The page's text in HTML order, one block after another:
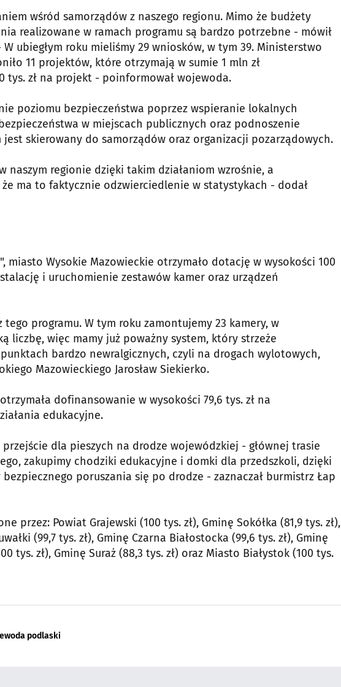
wśród samorządów z naszego regionu. Mimo że budżety
realizowane w ramach programu są bardzo potrzebne - mówił
ubiegłym roku mieliśmy 29 wniosków, w tym 39. Ministerstwo
11 projektów, które otrzymają w sumie 1 mln zł
tys. zł na projekt - poinformował wojewoda.
poziomu bezpieczeństwa poprzez wspieranie lokalnych
w miejscach publicznych oraz podnoszenie
skierowany do samorządów oraz organizacji pozarządowych.
naszym regionie dzięki takim działaniom wzrośnie, a
ma to faktycznie odzwierciedlenie w statystykach - dodał
miasto Wysokie Mazowieckie otrzymało dotację w wysokości 100
i uruchomienie zestawów kamer oraz urządzeń
programu. W tym roku zamontujemy 23 kamery, w
liczbę, więc mamy już poważny system, który strzeże
bardzo newralgicznych, czyli na drogach wylotowych,
Mazowieckiego Jarosław Siekierko.
dofinansowanie w wysokości 79,6 tys. zł na
edukacyjne.
dla pieszych na drodze wojewódzkiej - głównej trasie
zakupimy chodziki edukacyjne i domki dla przedszkoli, dzięki
poruszania się po drodze - zaznaczał burmistrz Łap
przez: Powiat Grajewski (100 tys. zł), Gminę Sokółka (81,9 tys. zł),
(99,7 tys. zł), Gminę Czarna Białostocka (99,6 tys. zł), Gminę
tys. zł), Gminę Suraż (88,3 tys. zł) oraz Miasto Białystok (100 tys.
podlaski